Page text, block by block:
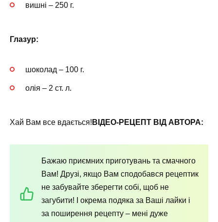
вишні – 250 г.
Глазур:
шоколад – 100 г.
олія – 2 ст. л.
Хай Вам все вдається! ВІДЕО-РЕЦЕПТ ВІД АВТОРА:
Бажаю приємних приготувань та смачного
Вам! Друзі, якщо Вам сподобався рецептик
не забувайте зберегти собі, щоб не
загубити! І окрема подяка за Ваші лайки і
за поширення рецепту – мені дуже